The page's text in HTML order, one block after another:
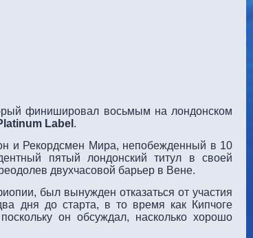
финишировал восьмым на лондонском
Label .
и Рекордсмен Мира, непобежденный в 10
пятый лондонский титул в своей
двухчасовой барьер в Вене.
был вынужден отказаться от участия
дня до старта, в то время как Кипчоге
он обсуждал, насколько хорошо